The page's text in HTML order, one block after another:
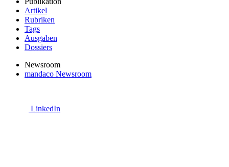
Artikel
Rubriken
Tags
Ausgaben
Dossiers
Newsroom
mandaco Newsroom
LinkedIn